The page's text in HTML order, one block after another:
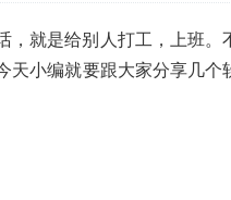
就是给别人打工，上班。
小编就要跟大家分享几个